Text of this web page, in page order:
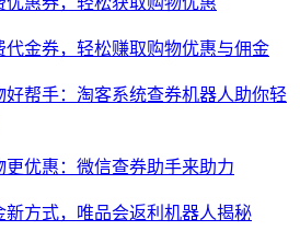
代金券，轻松赚取购物优惠与佣金
好帮手：淘客系统查券机器人助你轻
更优惠：微信查券助手来助力
新方式，唯品会返利机器人揭秘